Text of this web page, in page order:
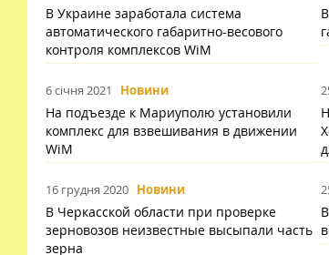
В Украине заработала система
автоматического габаритно-весового
контроля комплексов WiM
6 січня 2021 Новини
На подъезде к Мариуполю установили
комплекс для взвешивания в движении
WiM
16 грудня 2020 Новини
В Черкасской области при проверке
зерновозов неизвестные высыпали часть
зерна